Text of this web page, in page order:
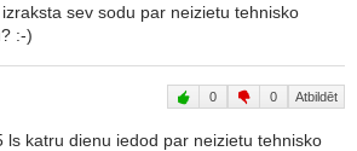
sev sodu par neizietu tehnisko
:-)
0 0 Atbildēt
ls katru dienu iedod par neizietu tehnisko